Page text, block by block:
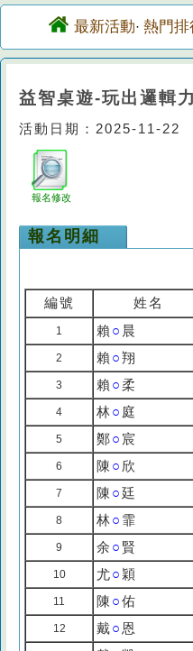
最新活動· 熱門排
益智桌遊-玩出邏輯力
活動日期：2025-11-22
報名修改
報名明細
編號 姓名
1 賴 ○ 晨
2 賴 ○翔
3 賴 ○柔
4 林○ 庭
5 鄭○ 宸
6 陳 ○ 欣
7 陳 ○廷
8 林○ 霏
9 余 ○ 賢
10 尤○ 穎
11 陳 ○佑
12 戴○ 恩